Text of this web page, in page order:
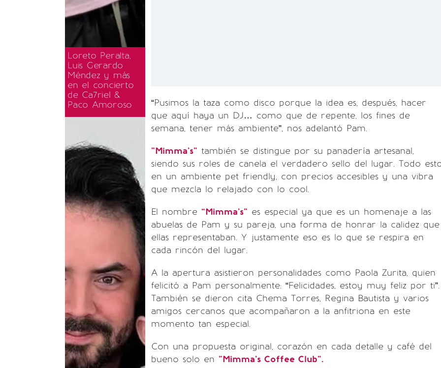
Loreto Peralta,
Luis Gerardo
Méndez y más
en el concierto
de Ca7riel &
Paco Amoroso
“Pusimos la taza como disco porque la idea es, después, hacer
que aquí haya un DJ… como que de repente, los fines de
semana, tener más ambiente”, nos adelantó Pam.
"Mimma’s" también se distingue por su panadería artesanal,
siendo sus roles de canela el verdadero sello del lugar. Todo
en un ambiente pet friendly, con precios accesibles y una vibra
que mezcla lo relajado con lo cool.
El nombre “Mimma’s” es especial ya que es un homenaje a las
abuelas de Pam y su pareja, una forma de honrar la calidez que
ellas representaban. Y justamente eso es lo que se respira en
cada rincón del lugar.
A la apertura asistieron personalidades como Paola Zurita, quien
felicitó a Pam personalmente: “Felicidades, estoy muy feliz por ti”.
También se dieron cita Chema Torres, Regina Bautista y varios
amigos cercanos que acompañaron a la anfitriona en este
momento tan especial.
Con una propuesta original, corazón en cada detalle y café del
bueno solo en "Mimma’s Coffee Club".